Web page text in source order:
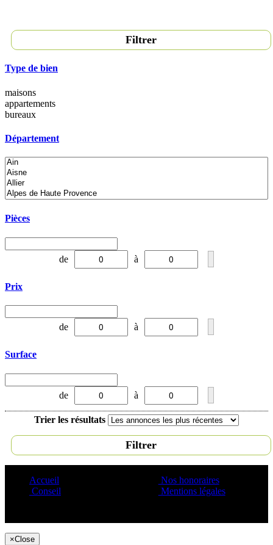
Filtrer
Type de bien
maisons
appartements
bureaux
Département
Pièces
de à
Prix
de à
Surface
de à
Trier les résultats
Filtrer
Accueil
Conseil
Nos honoraires
Mentions légales
×Close